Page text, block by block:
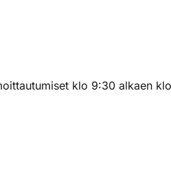
klo 9:30 alkaen